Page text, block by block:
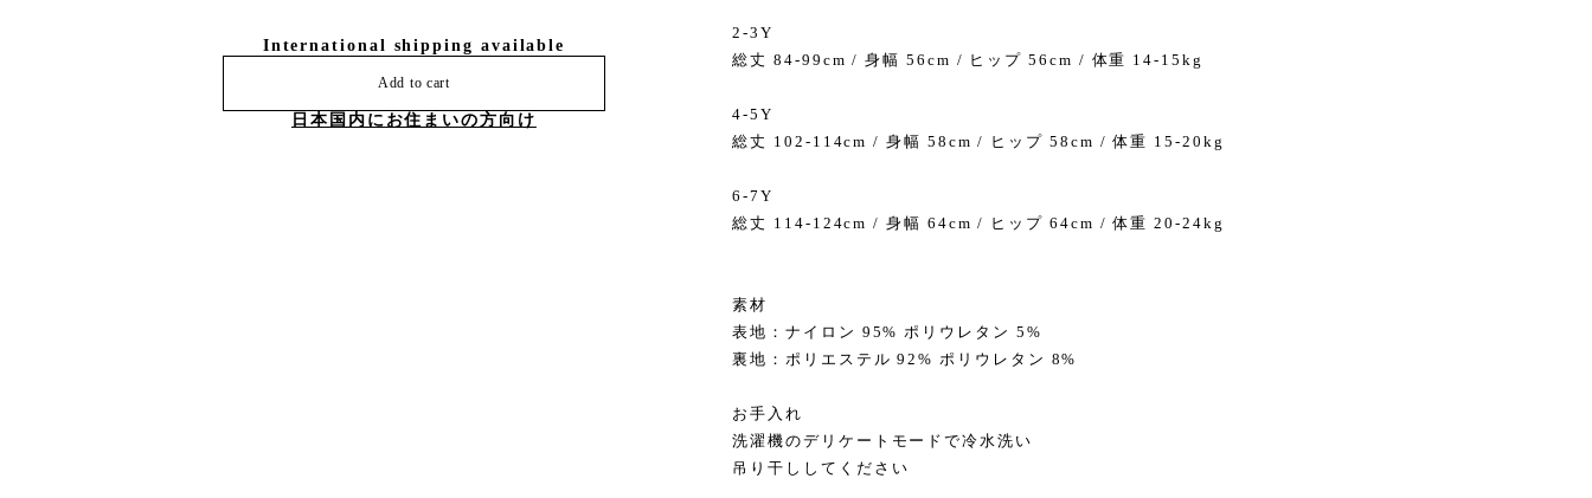
International shipping available
Add to cart
日本国内にお住まいの方向け
2-3Y
総丈 84-99cm / 身幅 56cm / ヒップ 56cm / 体重 14-15kg
4-5Y
総丈 102-114cm / 身幅 58cm / ヒップ 58cm / 体重 15-20kg
6-7Y
総丈 114-124cm / 身幅 64cm / ヒップ 64cm / 体重 20-24kg
素材
表地：ナイロン 95% ポリウレタン 5%
裏地：ポリエステル 92% ポリウレタン 8%
お手入れ
洗濯機のデリケートモードで冷水洗い
吊り干ししてください